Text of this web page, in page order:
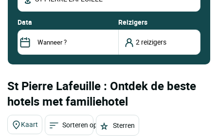
data Reizigers
St Pierre Lafeuille : Ontdek de beste
hotels met familiehotel
Kaart Sorteren op Sterren